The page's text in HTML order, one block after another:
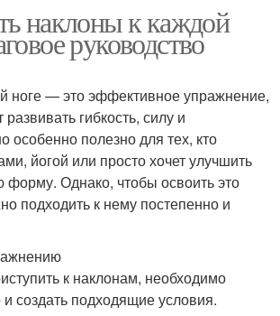
наклоны к каждой
руководство
ноге — это эффективное упражнение,
гибкость, силу и
особенно полезно для тех, кто
йогой или просто хочет улучшить
форму. Однако, чтобы освоить это
подходить к нему постепенно и
к наклонам, необходимо
и создать подходящие условия.